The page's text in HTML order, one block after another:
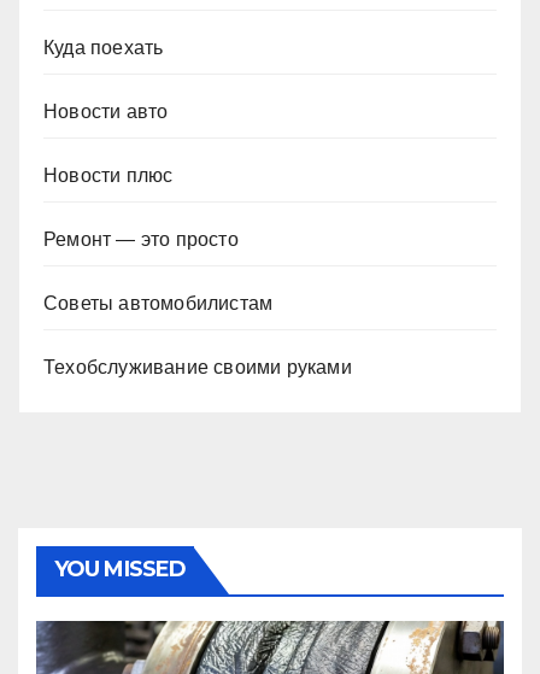
Куда поехать
Новости авто
Новости плюс
Ремонт — это просто
Советы автомобилистам
Техобслуживание своими руками
YOU MISSED